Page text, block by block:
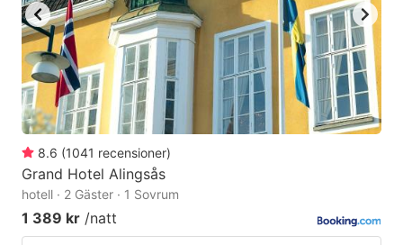
8.6 (1041 recensioner)
Grand Hotel Alingsås
hotell · 2 Gäster · 1 Sovrum
1 389 kr /natt